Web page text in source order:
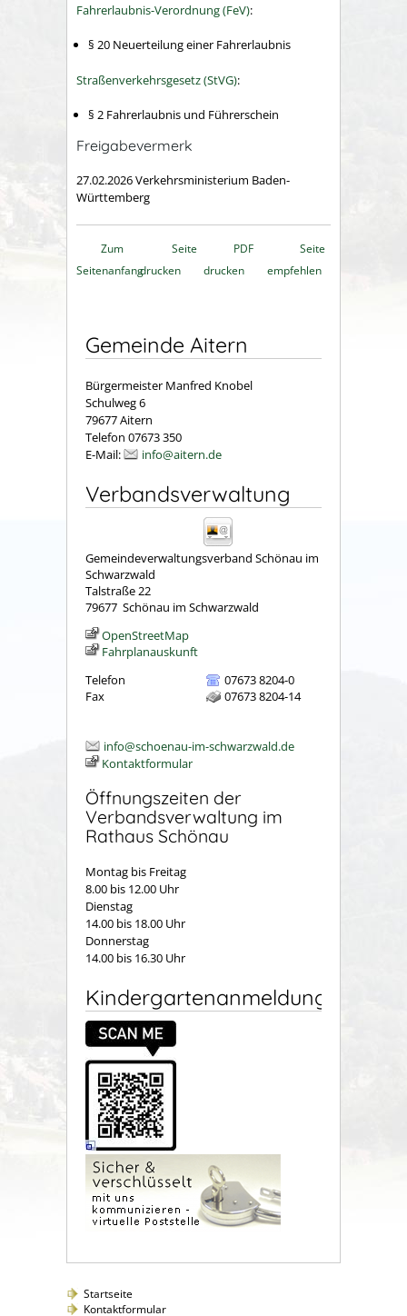
Fahrerlaubnis-Verordnung (FeV):
§ 20 Neuerteilung einer Fahrerlaubnis
Straßenverkehrsgesetz (StVG):
§ 2 Fahrerlaubnis und Führerschein
Freigabevermerk
27.02.2026Verkehrsministerium Baden-
Württemberg
Zum
Seitenanfang
Seite
drucken
PDF
drucken
Seite
empfehlen
Gemeinde Aitern
Bürgermeister Manfred Knobel
Schulweg 6
79677 Aitern
Telefon 07673 350
E-Mail:
info@aitern.de
Verbandsverwaltung
Gemeindeverwaltungsverband Schönau im
Schwarzwald
Talstraße 22
79677 Schönau im Schwarzwald
OpenStreetMap
Fahrplanauskunft
Telefon
07673 8204-0
Fax
07673 8204-14
info@schoenau-im-schwarzwald.de
Kontaktformular
Öffnungszeiten der
Verbandsverwaltung im
Rathaus Schönau
Montag bis Freitag
8.00 bis 12.00 Uhr
Dienstag
14.00 bis 18.00 Uhr
Donnerstag
14.00 bis 16.30 Uhr
Kindergartenanmeldung
Startseite
Kontaktformular